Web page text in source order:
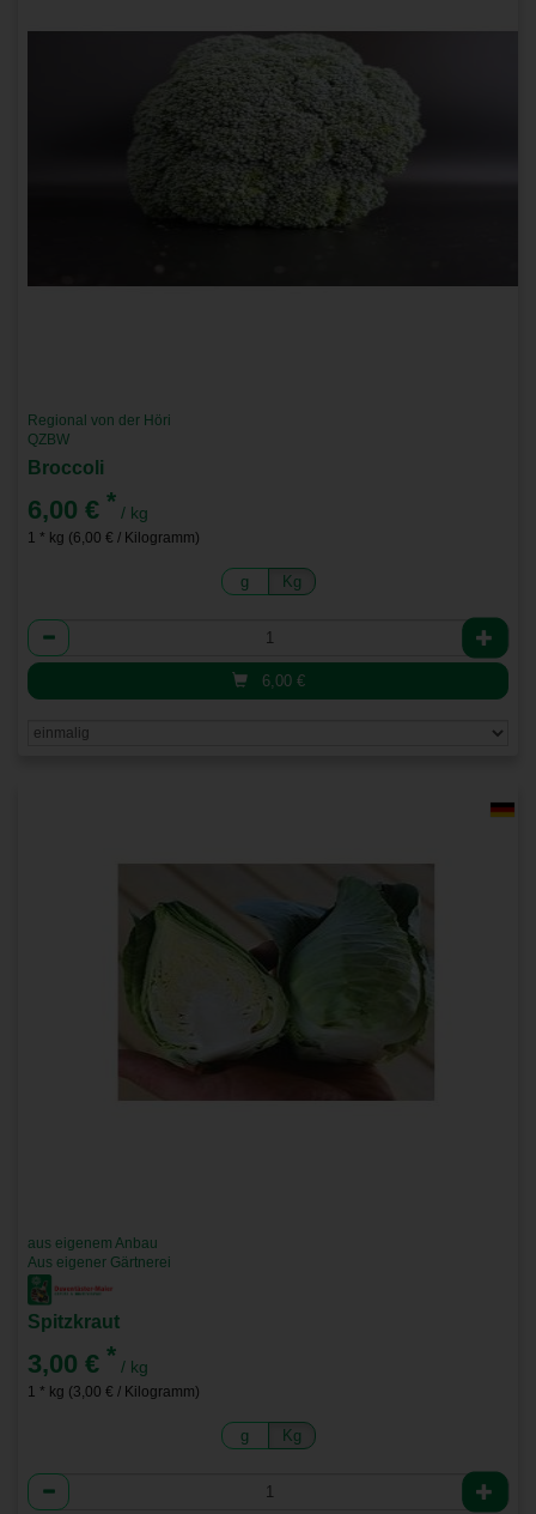
Regional von der Höri
QZBW
Broccoli
6,00 € * / kg
1 * kg (6,00 € / Kilogramm)
g Kg
Anzahl
6,00 €
aus eigenem Anbau
Aus eigener Gärtnerei
Spitzkraut
3,00 € * / kg
1 * kg (3,00 € / Kilogramm)
g Kg
Anzahl